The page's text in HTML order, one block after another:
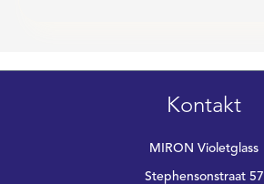
Kontakt
MIRON Violetglass
Stephensonstraat 57